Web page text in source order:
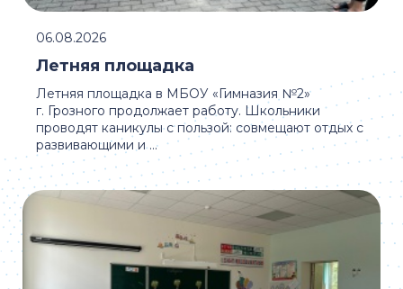
Летняя площадка в МБОУ «Гимназия №2»
г. Грозного продолжает работу. Школьники
проводят каникулы с пользой: совмещают отдых с
развивающими и ...
Летняя площадка
06.08.2026